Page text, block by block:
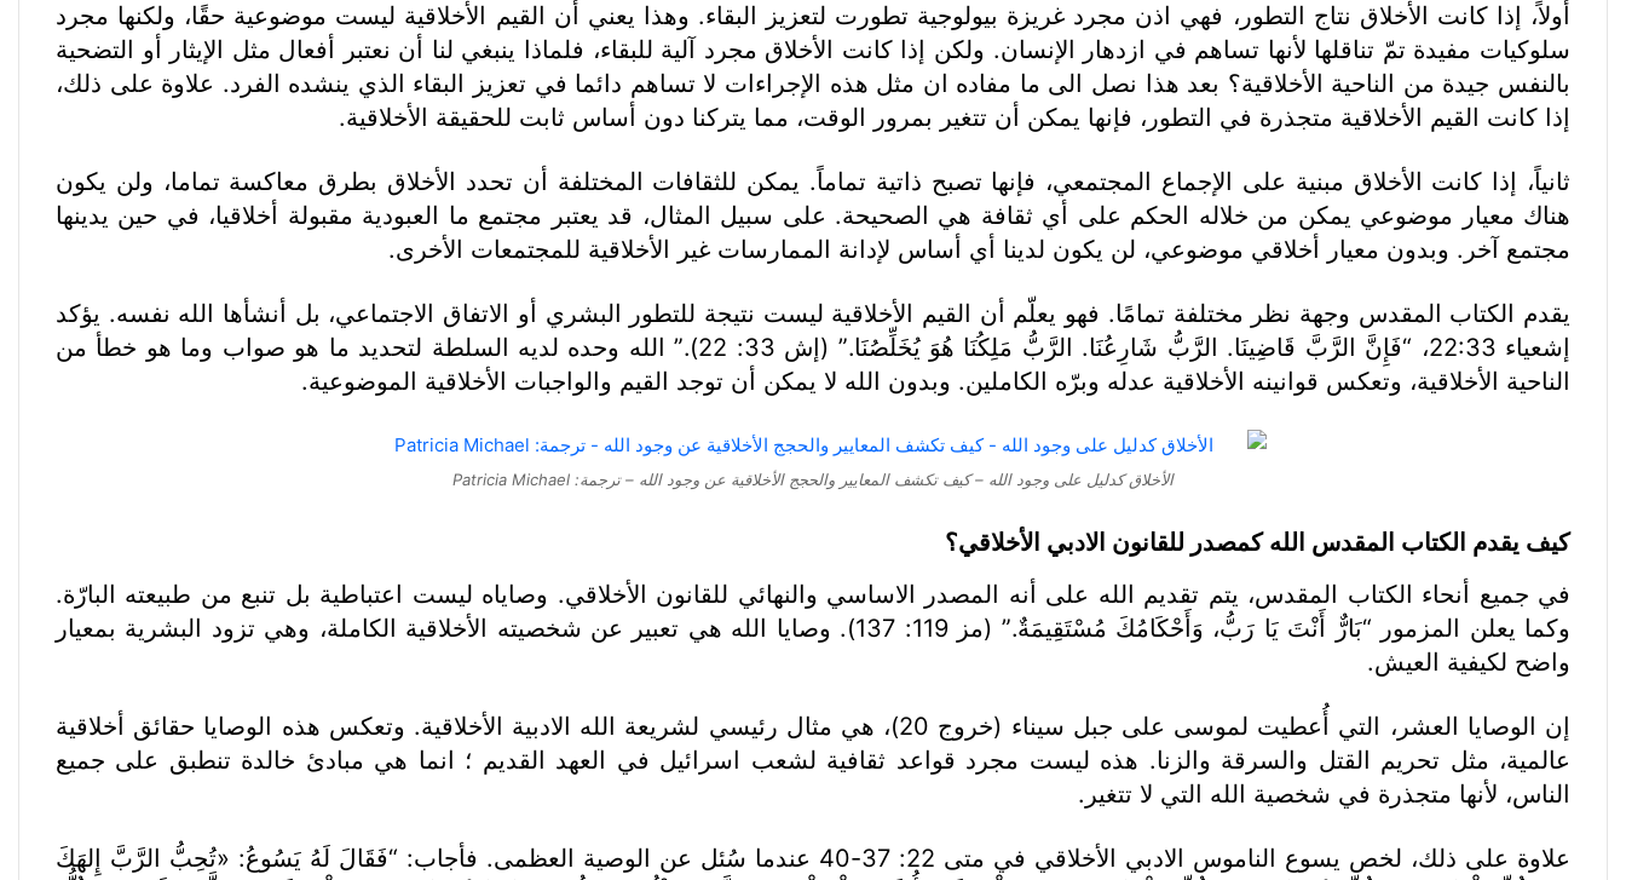
أولاً، إذا كانت الأخلاق نتاج التطور، فهي اذن مجرد غريزة بيولوجية تطورت لتعزيز البقاء. وهذا يعني أن القيم الأخلاقية ليست موضوعية حقًا، ولكنها مجرد
سلوكيات مفيدة تمّ تناقلها لأنها تساهم في ازدهار الإنسان. ولكن إذا كانت الأخلاق مجرد آلية للبقاء، فلماذا ينبغي لنا أن نعتبر أفعال مثل الإيثار أو التضحية
بالنفس جيدة من الناحية الأخلاقية؟ بعد هذا نصل الى ما مفاده ان مثل هذه الإجراءات لا تساهم دائما في تعزيز البقاء الذي ينشده الفرد. علاوة على ذلك،
إذا كانت القيم الأخلاقية متجذرة في التطور، فإنها يمكن أن تتغير بمرور الوقت، مما يتركنا دون أساس ثابت للحقيقة الأخلاقية.
ثانياً، إذا كانت الأخلاق مبنية على الإجماع المجتمعي، فإنها تصبح ذاتية تماماً. يمكن للثقافات المختلفة أن تحدد الأخلاق بطرق معاكسة تماما، ولن يكون
هناك معيار موضوعي يمكن من خلاله الحكم على أي ثقافة هي الصحيحة. على سبيل المثال، قد يعتبر مجتمع ما العبودية مقبولة أخلاقيا، في حين يدينها
مجتمع آخر. وبدون معيار أخلاقي موضوعي، لن يكون لدينا أي أساس لإدانة الممارسات غير الأخلاقية للمجتمعات الأخرى.
يقدم الكتاب المقدس وجهة نظر مختلفة تمامًا. فهو يعلّم أن القيم الأخلاقية ليست نتيجة للتطور البشري أو الاتفاق الاجتماعي، بل أنشأها الله نفسه. يؤكد
إشعياء 22:33، “فَإِنَّ الرَّبَّ قَاضِينَا. الرَّبُّ شَارِعُنَا. الرَّبُّ مَلِكُنَا هُوَ يُخَلِّصُنَا.” (إش 33: 22).” الله وحده لديه السلطة لتحديد ما هو صواب وما هو خطأ من
الناحية الأخلاقية، وتعكس قوانينه الأخلاقية عدله وبرّه الكاملين. وبدون الله لا يمكن أن توجد القيم والواجبات الأخلاقية الموضوعية.
الأخلاق كدليل على وجود الله – كيف تكشف المعايير والحجج الأخلاقية عن وجود الله – ترجمة: Patricia Michael
كيف يقدم الكتاب المقدس الله كمصدر للقانون الادبي الأخلاقي؟
في جميع أنحاء الكتاب المقدس، يتم تقديم الله على أنه المصدر الاساسي والنهائي للقانون الأخلاقي. وصاياه ليست اعتباطية بل تنبع من طبيعته البارّة.
وكما يعلن المزمور “بَارٌّ أَنْتَ يَا رَبُّ، وَأَحْكَامُكَ مُسْتَقِيمَةٌ.” (مز 119: 137). وصايا الله هي تعبير عن شخصيته الأخلاقية الكاملة، وهي تزود البشرية بمعيار
واضح لكيفية العيش.
إن الوصايا العشر، التي أُعطيت لموسى على جبل سيناء (خروج 20)، هي مثال رئيسي لشريعة الله الادبية الأخلاقية. وتعكس هذه الوصايا حقائق أخلاقية
عالمية، مثل تحريم القتل والسرقة والزنا. هذه ليست مجرد قواعد ثقافية لشعب اسرائيل في العهد القديم ؛ انما هي مبادئ خالدة تنطبق على جميع
الناس، لأنها متجذرة في شخصية الله التي لا تتغير.
علاوة على ذلك، لخص يسوع الناموس الادبي الأخلاقي في متى 22: 37-40 عندما سُئل عن الوصية العظمى. فأجاب: “فَقَالَ لَهُ يَسُوعُ: «تُحِبُّ الرَّبَّ إِلهَكَ